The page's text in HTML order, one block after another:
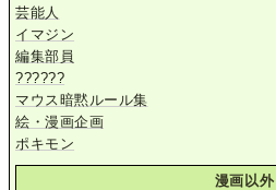
芸能人
イマジン
編集部員
??????
マウス暗黙ルール集
絵・漫画企画
ポキモン
漫画以外